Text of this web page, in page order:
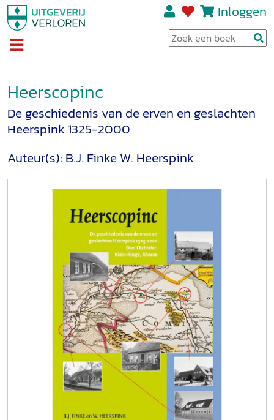
Inloggen
Heerscopinc
De geschiedenis van de erven en geslachten
Heerspink 1325-2000
Auteur(s): B.J. FinkeW. Heerspink